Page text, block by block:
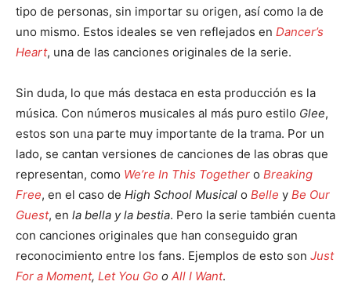
tipo de personas, sin importar su origen, así como la de
uno mismo. Estos ideales se ven reflejados en Dancer’s
Heart, una de las canciones originales de la serie.
Sin duda, lo que más destaca en esta producción es la
música. Con números musicales al más puro estilo Glee,
estos son una parte muy importante de la trama. Por un
lado, se cantan versiones de canciones de las obras que
representan, como We’re In This Together o Breaking
Free, en el caso de High School Musical o Belle y Be Our
Guest, en la bella y la bestia. Pero la serie también cuenta
con canciones originales que han conseguido gran
reconocimiento entre los fans. Ejemplos de esto son Just
For a Moment, Let You Go o All I Want.